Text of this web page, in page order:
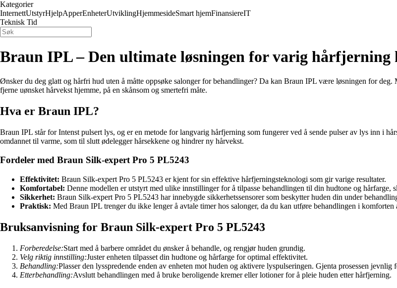
Kategorier
InternettUtstyrHjelpApperEnheterUtviklingHjemmesideSmart hjemFinansiereIT
Teknisk Tid
Braun IPL – Den ultimate løsningen for varig hårfjerning
Ønsker du deg glatt og hårfri hud uten å måtte oppsøke salonger for behandlinger? Da kan Braun IPL være løsningen for
fjerne uønsket hårvekst hjemme, på en skånsom og smertefri måte.
Hva er Braun IPL?
Braun IPL står for Intenst pulsert lys, og er en metode for langvarig hårfjerning som fungerer ved å sende pulser av lys inn i
omdannet til varme, som til slutt ødelegger hårsekkene og hindrer ny hårvekst.
Fordeler med Braun Silk-expert Pro 5 PL5243
Effektivitet: Braun Silk-expert Pro 5 PL5243 er kjent for sin effektive hårfjerningsteknologi som gir varige resultater.
Komfortabel: Denne modellen er utstyrt med ulike innstillinger for å tilpasse behandlingen til din hudtone og hårfarge,
Sikkerhet: Braun Silk-expert Pro 5 PL5243 har innebygde sikkerhetssensorer som beskytter huden din under
Praktisk: Med Braun IPL trenger du ikke lenger å avtale timer hos salonger, da du kan utføre behandlingen i komforten
Bruksanvisning for Braun Silk-expert Pro 5 PL5243
Forberedelse:Start med å barbere området du ønsker å behandle, og rengjør huden grundig.
Velg riktig innstilling:Juster enheten tilpasset din hudtone og hårfarge for optimal effektivitet.
Behandling:Plasser den lysspredende enden av enheten mot huden og aktivere lyspulseringen. Gjenta prosessen jevnlig
Etterbehandling:Avslutt behandlingen med å bruke beroligende kremer eller lotioner for å pleie huden etter hårfjerning.